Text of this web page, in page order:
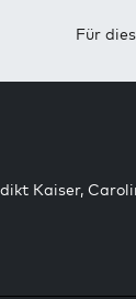
Für
Kaiser,